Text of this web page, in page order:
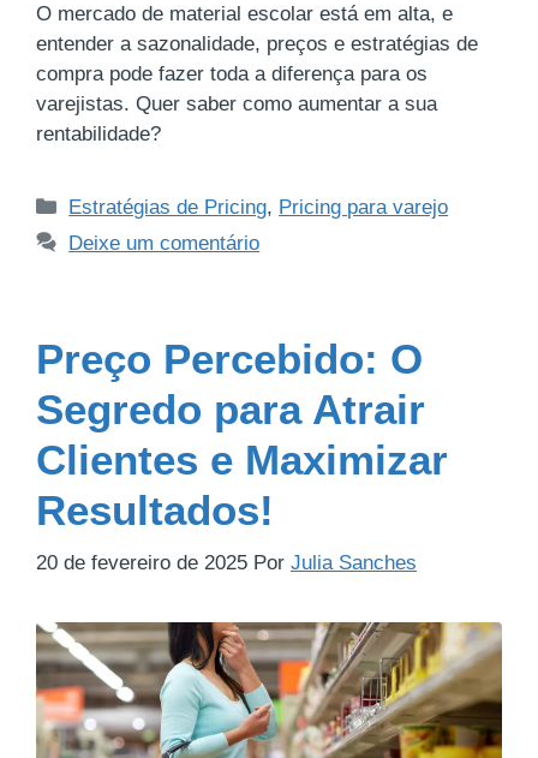
O mercado de material escolar está em alta, e
entender a sazonalidade, preços e estratégias de
compra pode fazer toda a diferença para os
varejistas. Quer saber como aumentar a sua
rentabilidade?
Estratégias de Pricing, Pricing para varejo
Deixe um comentário
Preço Percebido: O
Segredo para Atrair
Clientes e Maximizar
Resultados!
20 de fevereiro de 2025 Por Julia Sanches